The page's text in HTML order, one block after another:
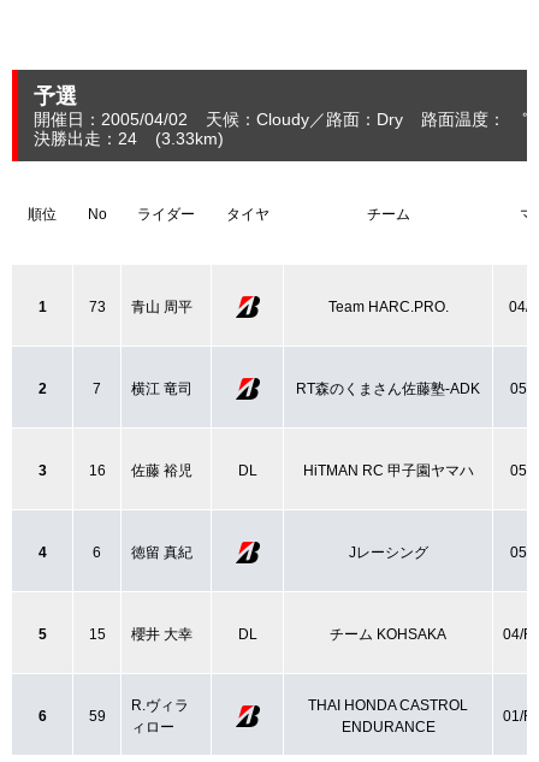
予選
開催日：2005/04/02 天候：Cloudy 路面：Dry
路面温度：
決勝出走：24
(3.33km)
順位 No ライダー タイヤ チーム マ
1 73 青山 周平 Team HARC.PRO. 04/
2 7 横江 竜司 RT森のくまさん佐藤塾-ADK 05/
3 16 佐藤 裕児 DL HiTMAN RC 甲子園ヤマハ 05/
4 6 徳留 真紀 Jレーシング 05/
5 15 櫻井 大幸 DL チーム KOHSAKA 04/
6 59
R.ヴィラ
ィロー
THAI HONDA CASTROL
ENDURANCE
01/